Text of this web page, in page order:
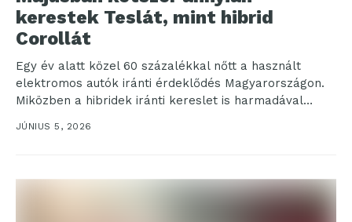
kerestek Teslát, mint hibrid
Corollát
Egy év alatt közel 60 százalékkal nőtt a használt
elektromos autók iránti érdeklődés Magyarországon.
Miközben a hibridek iránti kereslet is harmadával
bővült, az...
JÚNIUS 5, 2026